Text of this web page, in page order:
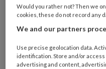
Naar het
Reageer op dit
Would you rather not? Then we
cookies, these do not record any
We and our partners
Use precise geolocation data.
identification. Store and/or
advertising and content,